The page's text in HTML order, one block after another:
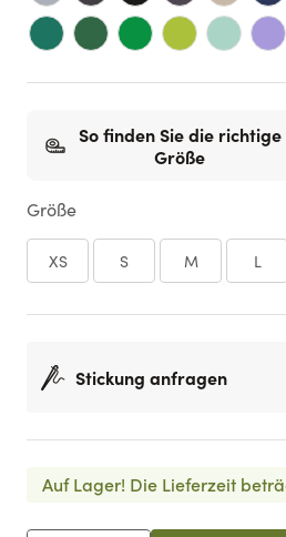
So finden Sie die richtige
Größe
Größe
XS S M L
Stickung anfragen
Auf Lager! Die Lieferzeit